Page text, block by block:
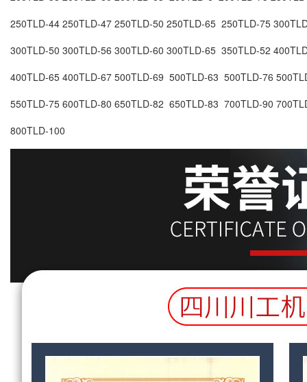
250TLD-44 250TLD-47 250TLD-50 250TLD-65 250TLD-75
300TLD-50 300TLD-56 300TLD-60 300TLD-65 350TLD-52
400TLD-65 400TLD-67 500TLD-69 500TLD-63 500TLD-76
550TLD-75 600TLD-80 650TLD-82 650TLD-83 700TLD-90
800TLD-100